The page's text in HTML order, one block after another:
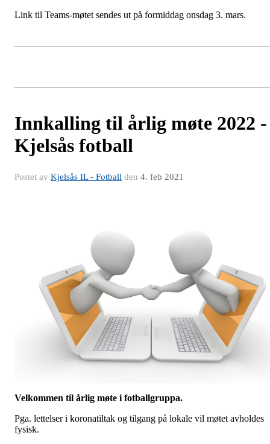
Link til Teams-møtet sendes ut på formiddag onsdag 3. mars.
Innkalling til årlig møte 2022 -
Kjelsås fotball
Postet av Kjelsås IL - Fotball den 4. feb 2021
Velkommen til årlig møte i fotballgruppa.
Pga. lettelser i koronatiltak og tilgang på lokale vil møtet avholdes
fysisk.